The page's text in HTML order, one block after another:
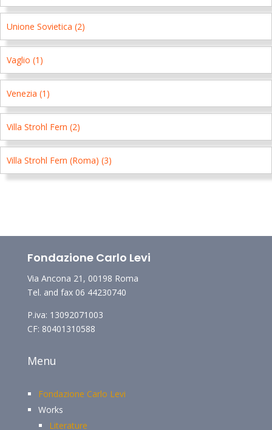
Unione Sovietica (2)
Vaglio (1)
Venezia (1)
Villa Strohl Fern (2)
Villa Strohl Fern (Roma) (3)
Fondazione Carlo Levi
Via Ancona 21, 00198 Roma
Tel. and fax 06 44230740
P.iva: 13092071003
CF: 80401310588
Menu
Fondazione Carlo Levi
Works
Literature